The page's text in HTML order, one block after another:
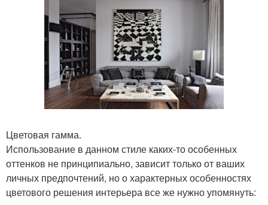
Цветовая гамма.
Использование в данном стиле каких-то особенных
оттенков не принципиально, зависит только от ваших
личных предпочтений, но о характерных особенностях
цветового решения интерьера все же нужно упомянуть: